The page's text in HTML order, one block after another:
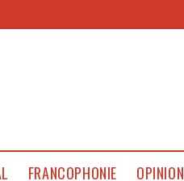
FRANCOPHONIE OPINION